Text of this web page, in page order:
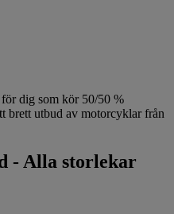
dig som kör 50/50 %
brett utbud av motorcyklar från
- Alla storlekar